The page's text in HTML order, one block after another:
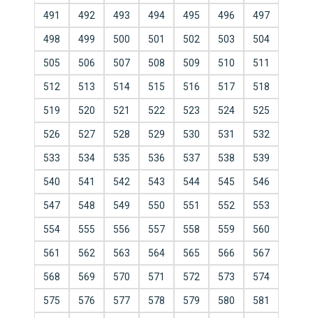
491 492 493 494 495 496 497
498 499 500 501 502 503 504
505 506 507 508 509 510 511
512 513 514 515 516 517 518
519 520 521 522 523 524 525
526 527 528 529 530 531 532
533 534 535 536 537 538 539
540 541 542 543 544 545 546
547 548 549 550 551 552 553
554 555 556 557 558 559 560
561 562 563 564 565 566 567
568 569 570 571 572 573 574
575 576 577 578 579 580 581